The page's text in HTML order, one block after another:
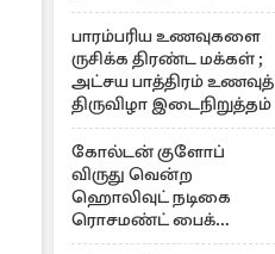
பாரம்பரிய உணவுகளை
ருசிக்க திரண்ட மக்கள் ;
அட்சய பாத்திரம் உணவுத்
திருவிழா இடைநிறுத்தம்
கோல்டன் குளோப்
விருது வென்ற
ஹொலிவுட் நடிகை
ரொசமண்ட் பைக்
இலங்கைக்கு விஜயம்